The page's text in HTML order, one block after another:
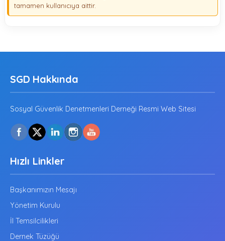
tamamen kullanıcıya aittir.
SGD Hakkında
Sosyal Güvenlik Denetmenleri Derneği Resmi Web Sitesi
Hızlı Linkler
Başkanımızın Mesajı
Yönetim Kurulu
İl Temsilcilikleri
Dernek Tüzüğü